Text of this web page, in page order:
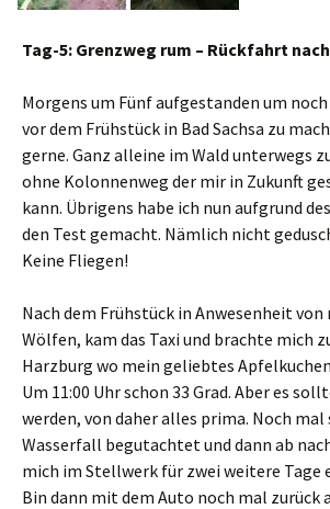
Tag-5: Grenzweg rum – Rückfahrt
Morgens um Fünf aufgestanden um
vor dem Frühstück in Bad Sachsa zu
gerne. Ganz alleine im Wald unterwegs
ohne Kolonnenweg der mir in Zukunft
kann. Übrigens habe ich nun aufgrund
den Test gemacht. Nämlich nicht
Keine Fliegen!
Nach dem Frühstück in Anwesenheit von
Wölfen, kam das Taxi und brachte mich
Harzburg wo mein geliebtes
Um 11:00 Uhr schon 33 Grad. Aber es
werden, von daher alles prima. Noch mal
Wasserfall begutachtet und dann ab
mich im Stellwerk für zwei weitere
Bin dann mit dem Auto noch mal zurück